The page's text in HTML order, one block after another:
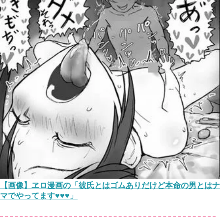
【画像】ヱロ漫画の「彼氏とはゴムありだけど本命の男とはナ
マでやってます♥♥♥」